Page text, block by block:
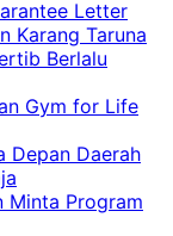
Letter
Karang Taruna
Berlalu
Gym for Life
Depan Daerah
Minta Program